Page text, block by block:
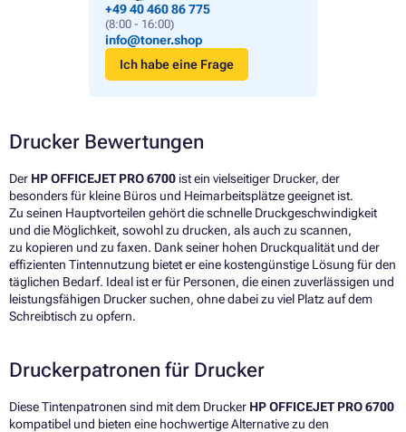
+49 40 460 86 775
(8:00 - 16:00)
info@toner.shop
Ich habe eine Frage
Drucker Bewertungen
Der HP OFFICEJET PRO 6700 ist ein vielseitiger Drucker, der
besonders für kleine Büros und Heimarbeitsplätze geeignet ist.
Zu seinen Hauptvorteilen gehört die schnelle Druckgeschwindigkeit
und die Möglichkeit, sowohl zu drucken, als auch zu scannen,
zu kopieren und zu faxen. Dank seiner hohen Druckqualität und der
effizienten Tintennutzung bietet er eine kostengünstige Lösung für den
täglichen Bedarf. Ideal ist er für Personen, die einen zuverlässigen und
leistungsfähigen Drucker suchen, ohne dabei zu viel Platz auf dem
Schreibtisch zu opfern.
Druckerpatronen für Drucker
Diese Tintenpatronen sind mit dem Drucker HP OFFICEJET PRO 6700
kompatibel und bieten eine hochwertige Alternative zu den